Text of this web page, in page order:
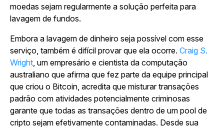
moedas sejam regularmente a solução perfeita para
lavagem de fundos.
Embora a lavagem de dinheiro seja possível com esse
serviço, também é difícil provar que ela ocorre. Craig S.
Wright, um empresário e cientista da computação
australiano que afirma que fez parte da equipe principal
que criou o Bitcoin, acredita que misturar transações
padrão com atividades potencialmente criminosas
garante que todas as transações dentro de um pool de
cripto sejam efetivamente contaminadas. Desde sua